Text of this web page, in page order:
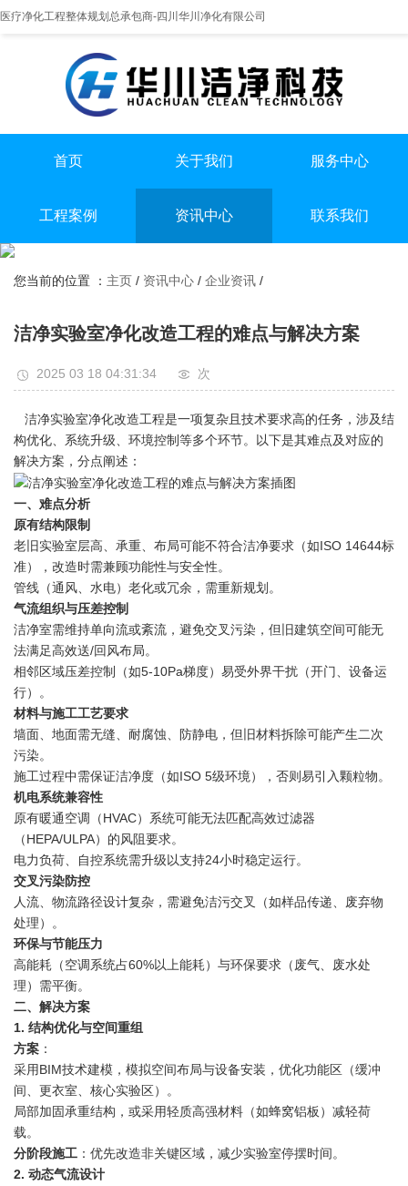
医疗净化工程整体规划总承包商-四川华川净化有限公司
提供实医疗净化整体解决方案
首页 关于我们 服务中心
手术室净化装修
实验室净化装修
工程案例
无尘车间
资讯中心 联系我们
您当前的位置 ： 主页 / 资讯中心 / 企业资讯 /
洁净实验室净化改造工程的难点与解决方案
2025 03 18 04:31:34 次
洁净实验室净化改造工程是一项复杂且技术要求高的任务，涉及结
构优化、系统升级、环境控制等多个环节。以下是其难点及对应的
解决方案，分点阐述：
一、难点分析
原有结构限制
老旧实验室层高、承重、布局可能不符合洁净要求（如ISO 14644标
准），改造时需兼顾功能性与安全性。
管线（通风、水电）老化或冗余，需重新规划。
气流组织与压差控制
洁净室需维持单向流或紊流，避免交叉污染，但旧建筑空间可能无
法满足高效送/回风布局。
相邻区域压差控制（如5-10Pa梯度）易受外界干扰（开门、设备运
行）。
材料与施工工艺要求
墙面、地面需无缝、耐腐蚀、防静电，但旧材料拆除可能产生二次
污染。
施工过程中需保证洁净度（如ISO 5级环境），否则易引入颗粒物。
机电系统兼容性
原有暖通空调（HVAC）系统可能无法匹配高效过滤器
（HEPA/ULPA）的风阻要求。
电力负荷、自控系统需升级以支持24小时稳定运行。
交叉污染防控
人流、物流路径设计复杂，需避免洁污交叉（如样品传递、废弃物
处理）。
环保与节能压力
高能耗（空调系统占60%以上能耗）与环保要求（废气、废水处
理）需平衡。
二、解决方案
1. 结构优化与空间重组
方案 ：
采用BIM技术建模，模拟空间布局与设备安装，优化功能区（缓冲
间、更衣室、核心实验区）。
局部加固承重结构，或采用轻质高强材料（如蜂窝铝板）减轻荷
载。
分阶段施工 ：优先改造非关键区域，减少实验室停摆时间。
2. 动态气流设计